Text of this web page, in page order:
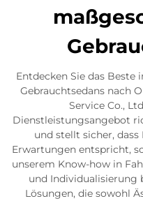
Entdecken Sie das Beste
Gebrauchtsedans nach
Service Co.,
Dienstleistungsangebot
und stellt sicher,
Erwartungen entspricht,
unserem Know-how in
und Individualisierung
Lösungen, die sowohl